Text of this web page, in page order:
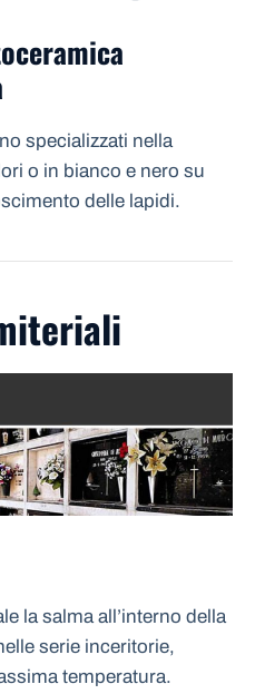
specializzati nella
o in bianco e nero su
delle lapidi.
la salma all’interno della
serie inceritorie,
temperatura.